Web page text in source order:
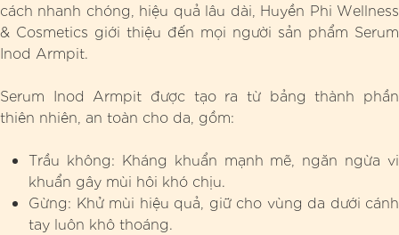
cách nhanh chóng, hiệu quả lâu dài, Huyền Phi Wellness
& Cosmetics giới thiệu đến mọi người sản phẩm Serum
Inod Armpit.
Serum Inod Armpit được tạo ra từ bảng thành phần
thiên nhiên, an toàn cho da, gồm:
Trầu không: Kháng khuẩn mạnh mẽ, ngăn ngừa vi
khuẩn gây mùi hôi khó chịu.
Gừng: Khử mùi hiệu quả, giữ cho vùng da dưới cánh
tay luôn khô thoáng.